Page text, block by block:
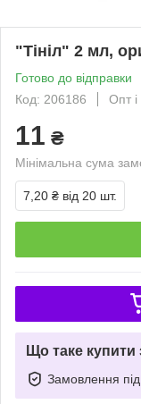
"Тініл" 2 мл,
Готово до відправки
Код: 206186
Опт і
11 ₴
Мінімальна сума
7,20 ₴ від 20 шт.
Що таке
Замовлення